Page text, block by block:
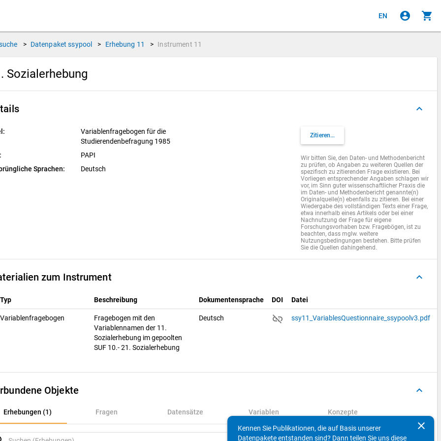
EN account_circle shopping_cart
> Datenpaket ssypool > Erhebung 11 > Instrument 11
Sozialerhebung
keyboard_arrow_up
Variablenfragebogen für die
Studierendenbefragung 1985
PAPI
Sprachen:
Deutsch
Zitieren...
Wir bitten Sie, den Daten- und Methodenbericht
zu prüfen, ob Angaben zu weiteren Quellen der
spezifisch zu zitierenden Frage existieren. Bei
Vorliegen entsprechender Angaben schlagen wir
vor, im Sinn guter wissenschaftlicher Praxis die
im Daten- und Methodenbericht genannte(n)
Originalquelle(n) ebenfalls zu zitieren. Bei einer
Wiedergabe des vollständigen Texts einer Frage,
etwa innerhalb eines Artikels oder bei einer
Nachnutzung der Frage für eigene
Forschungsvorhaben bzw. Fragebögen, ist zu
beachten, dass mglw. weitere
Nutzungsbedingungen bestehen. Bitte prüfen
Sie die Quellen dahingehend.
zum Instrument keyboard_arrow_up
Typ Beschreibung Dokumentensprache DOI Datei
Variablenfragebogen
Fragebogen mit den
Variablennamen der 11.
Sozialerhebung im gepoolten
SUF 10.- 21. Sozialerhebung
Deutsch link_off ssy11_VariablesQuestionnaire_ssypoolv3.pdf
Objekte keyboard_arrow_up
Erhebungen (1) Fragen Datensätze Variablen Konzepte
(1)
clear
Kennen Sie Publikationen, die auf Basis unserer
Datenpakete entstanden sind? Dann teilen Sie uns diese